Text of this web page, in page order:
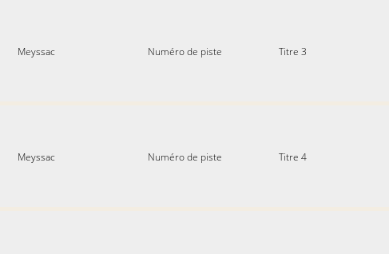
Meyssac Numéro de piste Titre 3
Meyssac Numéro de piste Titre 4